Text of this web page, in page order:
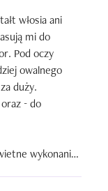
włosia ani
mi do
Pod oczy
owalnego
duży.
- do
wykonanie.